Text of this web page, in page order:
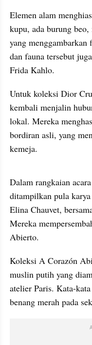
Elemen alam
kupu, ada burung
yang
dan fauna tersebut
Frida Kahlo.
Untuk koleksi Dior
kembali menjalin
lokal. Mereka
bordiran asli, yang
kemeja.
Dalam rangkaian
ditampilkan pula
Elina Chauvet,
Mereka
Abierto.
Koleksi A Corazón
muslin putih yang
atelier Paris. Kata-
benang merah pada